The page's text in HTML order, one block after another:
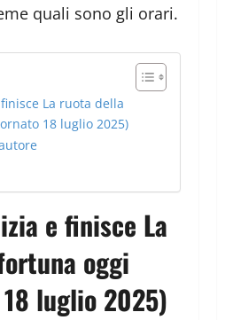
quali sono gli orari.
La ruota della
18 luglio 2025)
e finisce La
oggi
luglio 2025)